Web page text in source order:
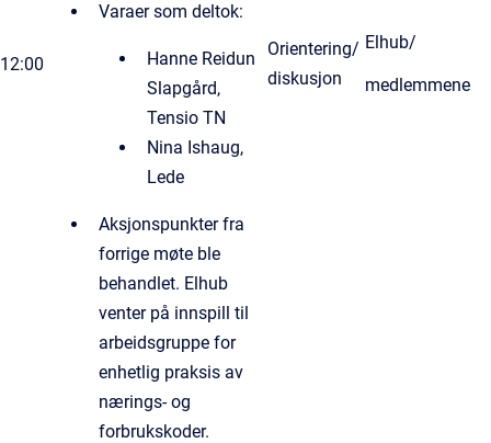
12:00
Varaer som deltok:
Hanne Reidun
Slapgård,
Tensio TN
Nina Ishaug,
Lede
Aksjonspunkter fra
forrige møte ble
behandlet. Elhub
venter på innspill til
arbeidsgruppe for
enhetlig praksis av
nærings- og
forbrukskoder.
Orientering/
diskusjon
Elhub/
medlemmene